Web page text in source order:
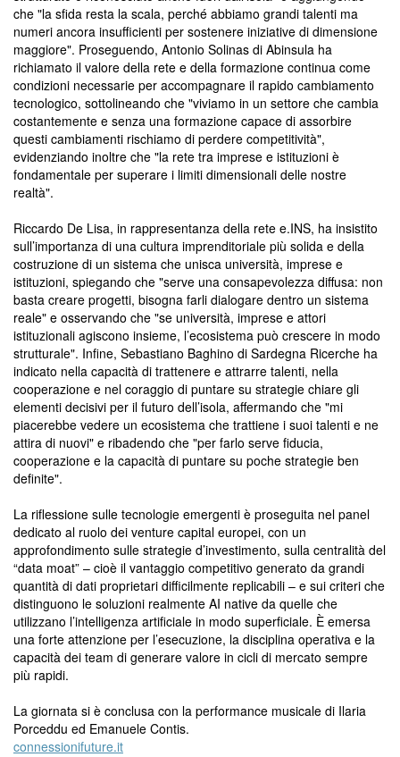
che "la sfida resta la scala, perché abbiamo grandi talenti ma
numeri ancora insufficienti per sostenere iniziative di dimensione
maggiore". Proseguendo, Antonio Solinas di Abinsula ha
richiamato il valore della rete e della formazione continua come
condizioni necessarie per accompagnare il rapido cambiamento
tecnologico, sottolineando che "viviamo in un settore che cambia
costantemente e senza una formazione capace di assorbire
questi cambiamenti rischiamo di perdere competitività",
evidenziando inoltre che "la rete tra imprese e istituzioni è
fondamentale per superare i limiti dimensionali delle nostre
realtà".
Riccardo De Lisa, in rappresentanza della rete e.INS, ha insistito
sull’importanza di una cultura imprenditoriale più solida e della
costruzione di un sistema che unisca università, imprese e
istituzioni, spiegando che "serve una consapevolezza diffusa: non
basta creare progetti, bisogna farli dialogare dentro un sistema
reale" e osservando che "se università, imprese e attori
istituzionali agiscono insieme, l’ecosistema può crescere in modo
strutturale". Infine, Sebastiano Baghino di Sardegna Ricerche ha
indicato nella capacità di trattenere e attrarre talenti, nella
cooperazione e nel coraggio di puntare su strategie chiare gli
elementi decisivi per il futuro dell’isola, affermando che "mi
piacerebbe vedere un ecosistema che trattiene i suoi talenti e ne
attira di nuovi" e ribadendo che "per farlo serve fiducia,
cooperazione e la capacità di puntare su poche strategie ben
definite".
La riflessione sulle tecnologie emergenti è proseguita nel panel
dedicato al ruolo dei venture capital europei, con un
approfondimento sulle strategie d’investimento, sulla centralità del
“data moat” – cioè il vantaggio competitivo generato da grandi
quantità di dati proprietari difficilmente replicabili – e sui criteri che
distinguono le soluzioni realmente AI native da quelle che
utilizzano l’intelligenza artificiale in modo superficiale. È emersa
una forte attenzione per l’esecuzione, la disciplina operativa e la
capacità dei team di generare valore in cicli di mercato sempre
più rapidi.
La giornata si è conclusa con la performance musicale di Ilaria
Porceddu ed Emanuele Contis.
connessionifuture.it